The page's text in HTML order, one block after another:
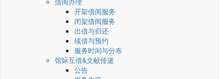
开架借阅服务
闭架借阅服务
出借与归还
续借与预约
服务时间与分布
馆际互借&文献传递
公告